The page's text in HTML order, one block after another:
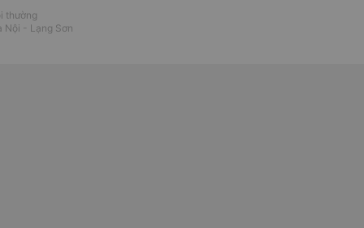
bắt khách dọc đường, chỉ hỗ trợ đón tại
xe đi đêm, tài xế vẫn chạy tốc độ vừa
chặng đường đi.
đường tại VeXeRe.com
Nội
thường
Nội - Lạng Sơn